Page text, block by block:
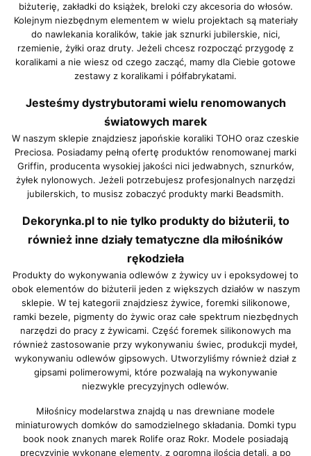
biżuterię, zakładki do książek, breloki czy akcesoria do włosów.
Kolejnym niezbędnym elementem w wielu projektach są materiały
do nawlekania koralików, takie jak sznurki jubilerskie, nici,
rzemienie, żyłki oraz druty. Jeżeli chcesz rozpocząć przygodę z
koralikami a nie wiesz od czego zacząć, mamy dla Ciebie gotowe
zestawy z koralikami i półfabrykatami.
Jesteśmy dystrybutorami wielu renomowanych
światowych marek
W naszym sklepie znajdziesz japońskie koraliki TOHO oraz czeskie
Preciosa. Posiadamy pełną ofertę produktów renomowanej marki
Griffin, producenta wysokiej jakości nici jedwabnych, sznurków,
żyłek nylonowych. Jeżeli potrzebujesz profesjonalnych narzędzi
jubilerskich, to musisz zobaczyć produkty marki Beadsmith.
Dekorynka.pl to nie tylko produkty do biżuterii, to
również inne działy tematyczne dla miłośników
rękodzieła
Produkty do wykonywania odlewów z żywicy uv i epoksydowej to
obok elementów do biżuterii jeden z większych działów w naszym
sklepie. W tej kategorii znajdziesz żywice, foremki silikonowe,
ramki bezele, pigmenty do żywic oraz całe spektrum niezbędnych
narzędzi do pracy z żywicami. Część foremek silikonowych ma
również zastosowanie przy wykonywaniu świec, produkcji mydeł,
wykonywaniu odlewów gipsowych. Utworzyliśmy również dział z
gipsami polimerowymi, które pozwalają na wykonywanie
niezwykle precyzyjnych odlewów.
Miłośnicy modelarstwa znajdą u nas drewniane modele
miniaturowych domków do samodzielnego składania. Domki typu
book nook znanych marek Rolife oraz Rokr. Modele posiadają
precyzyjnie wykonane elementy, z ogromną ilością detali, a po